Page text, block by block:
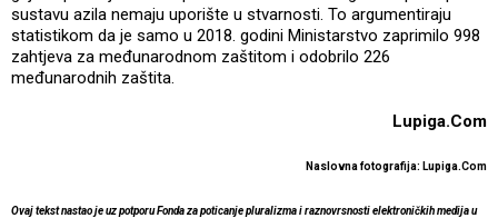
sustavu azila nemaju uporište u stvarnosti. To argumentiraju
statistikom da je samo u 2018. godini Ministarstvo zaprimilo 998
zahtjeva za međunarodnom zaštitom i odobrilo 226
međunarodnih zaštita.
Lupiga.Com
Naslovna fotografija: Lupiga.Com
Ovaj tekst nastao je uz potporu Fonda za poticanje pluralizma i raznovrsnosti elektroničkih medija u